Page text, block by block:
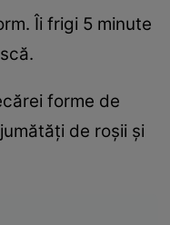
Îi frigi 5 minute
forme de
de roşii şi